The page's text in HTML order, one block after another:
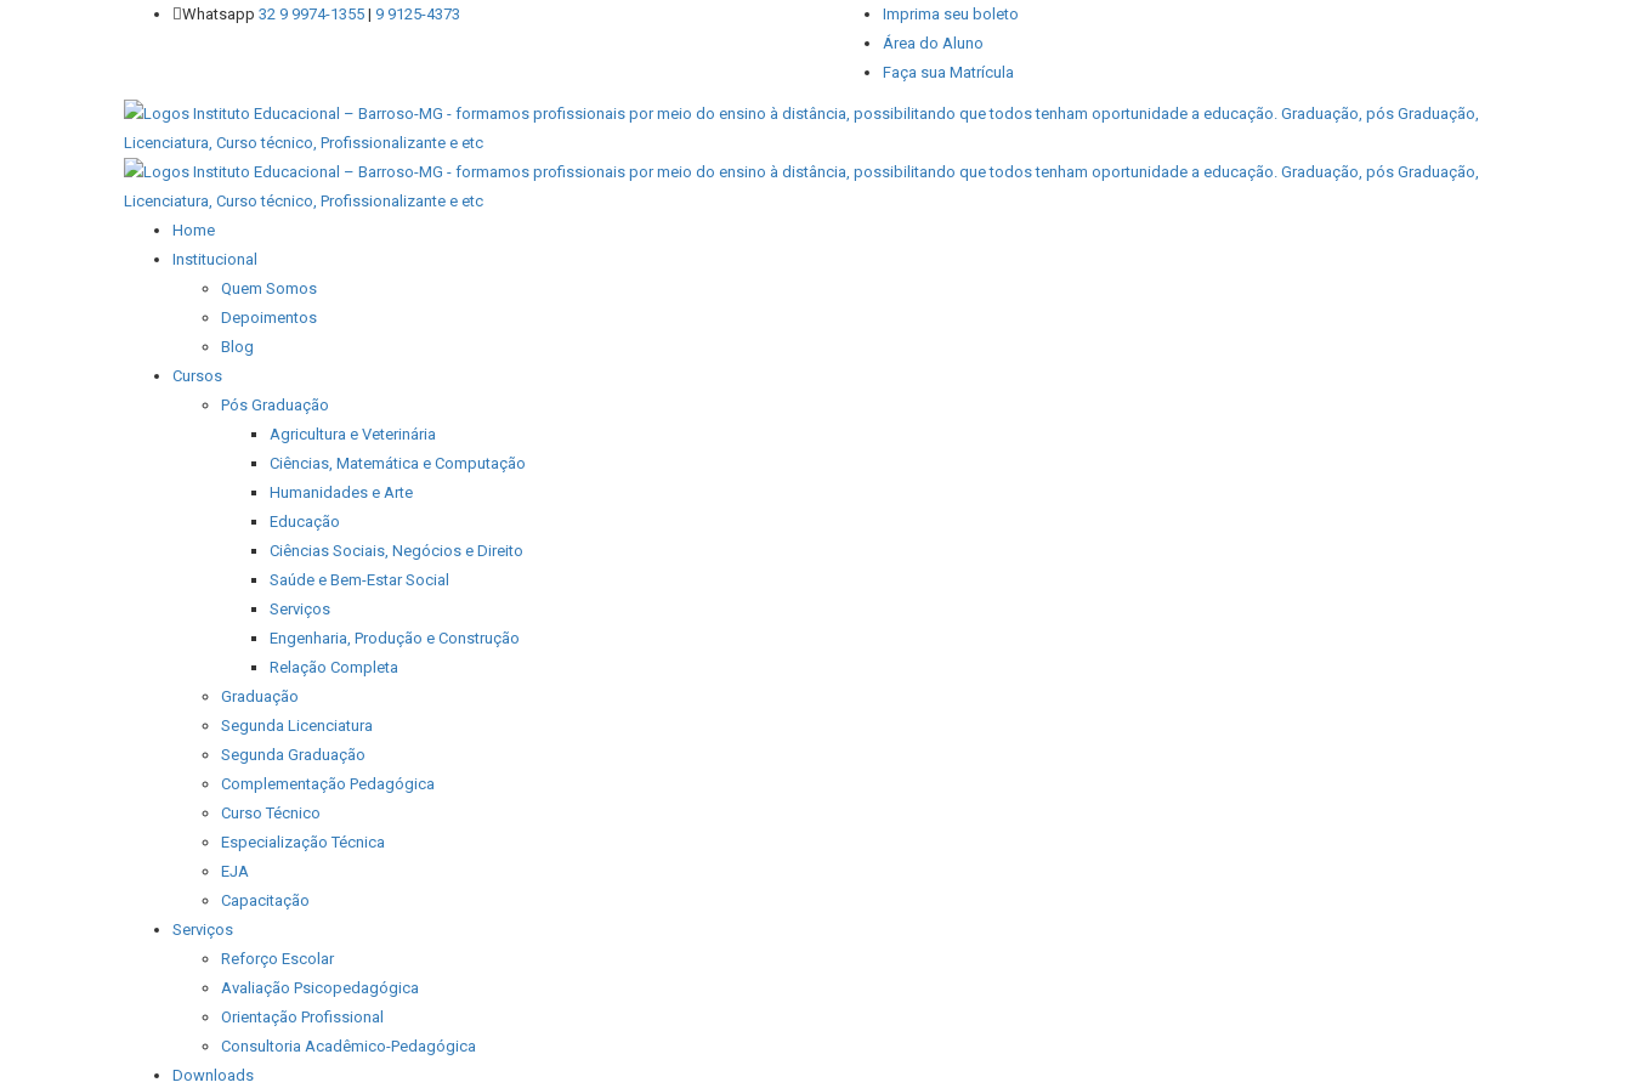
Whatsapp 32 9 9974-1355 | 9 9125-4373
Imprima seu boleto
Área do Aluno
Faça sua Matrícula
Home
Institucional
Quem Somos
Depoimentos
Blog
Cursos
Pós Graduação
Agricultura e Veterinária
Ciências, Matemática e Computação
Humanidades e Arte
Educação
Ciências Sociais, Negócios e Direito
Saúde e Bem-Estar Social
Serviços
Engenharia, Produção e Construção
Relação Completa
Graduação
Segunda Licenciatura
Segunda Graduação
Complementação Pedagógica
Curso Técnico
Especialização Técnica
EJA
Capacitação
Serviços
Reforço Escolar
Avaliação Psicopedagógica
Orientação Profissional
Consultoria Acadêmico-Pedagógica
Downloads